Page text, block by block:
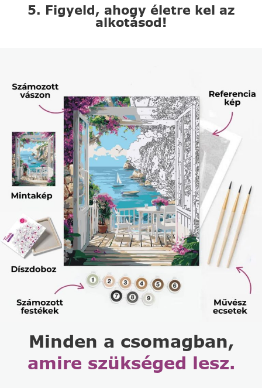
5. Figyeld, ahogy életre kel az
alkotásod!
Minden a csomagban,
amire szükséged lesz.